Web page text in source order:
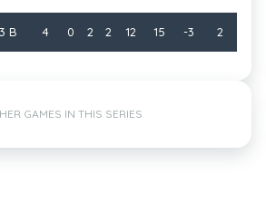
B 4 0 2 2 12 15 -3 2
GAMES IN THIS SERIES